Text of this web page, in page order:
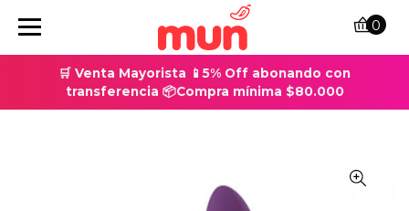
🛒 Venta Mayorista 📱5% Off abonando con
transferencia 📦Compra mínima $80.000
0